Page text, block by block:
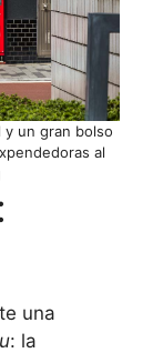
un gran bolso
al
una
: la